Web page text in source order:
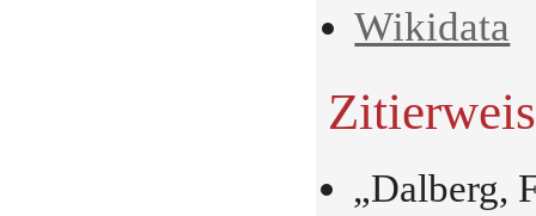
Wikidata
„Dalberg,